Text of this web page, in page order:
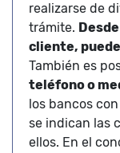
realizarse de
trámite.
cliente,
También es
teléfono o
los bancos
se indican las
ellos. En el